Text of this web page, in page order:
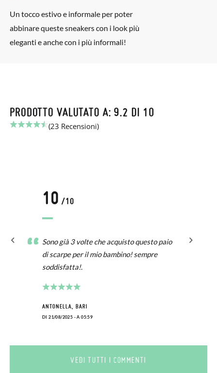
Un tocco estivo e informale per poter
abbinare queste sneakers con i look più
eleganti e anche con i più informali!
PRODOTTO VALUTATO A: 9.2 DI 10
(23 Recensioni)
10 /10
Sono già 3 volte che acquisto questo paio
di scarpe per il mio bambino! sempre
soddisfatta!.
ANTONELLA, BARI
DI 21/08/2025 - A 05:59
VEDI TUTTI I COMMENTI